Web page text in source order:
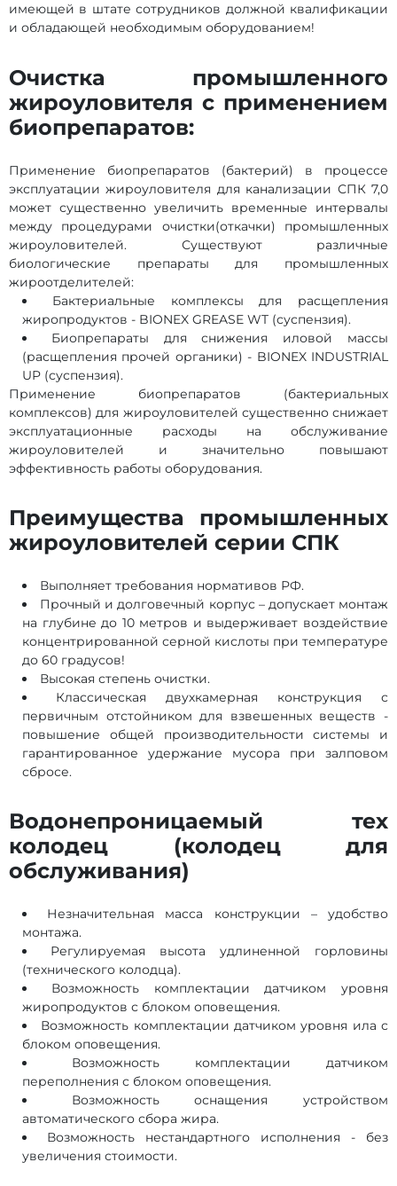
имеющей в штате сотрудников должной квалификации
и обладающей необходимым оборудованием!
Очистка промышленного
жироуловителя с применением
биопрепаратов:
Применение биопрепаратов (бактерий) в процессе
эксплуатации жироуловителя для канализации СПК 7,0
может существенно увеличить временные интервалы
между процедурами очистки(откачки) промышленных
жироуловителей. Существуют различные
биологические препараты для промышленных
жироотделителей:
Бактериальные комплексы для расщепления
жиропродуктов - BIONEX GREASE WT (суспензия).
Биопрепараты для снижения иловой массы
(расщепления прочей органики) - BIONEX INDUSTRIAL
UP (суспензия).
Применение биопрепаратов (бактериальных
комплексов) для жироуловителей существенно снижает
эксплуатационные расходы на обслуживание
жироуловителей и значительно повышают
эффективность работы оборудования.
Преимущества промышленных
жироуловителей серии СПК
Выполняет требования нормативов РФ.
Прочный и долговечный корпус – допускает монтаж
на глубине до 10 метров и выдерживает воздействие
концентрированной серной кислоты при температуре
до 60 градусов!
Высокая степень очистки.
Классическая двухкамерная конструкция с
первичным отстойником для взвешенных веществ -
повышение общей производительности системы и
гарантированное удержание мусора при залповом
сбросе.
Водонепроницаемый тех
колодец (колодец для
обслуживания)
Незначительная масса конструкции – удобство
монтажа.
Регулируемая высота удлиненной горловины
(технического колодца).
Возможность комплектации датчиком уровня
жиропродуктов с блоком оповещения.
Возможность комплектации датчиком уровня ила с
блоком оповещения.
Возможность комплектации датчиком
переполнения с блоком оповещения.
Возможность оснащения устройством
автоматического сбора жира.
Возможность нестандартного исполнения - без
увеличения стоимости.